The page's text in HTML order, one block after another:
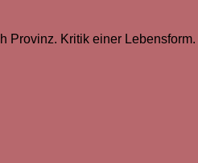
Kritik einer